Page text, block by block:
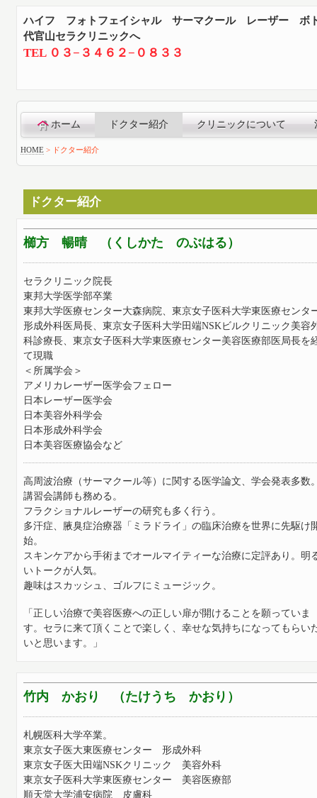
ハイフ フォトフェイシャル サーマクール レーザー ボ
代官山セラクリニックへ
TEL ０３−３４６２−０８３３
ホーム ドクター紹介 クリニックについて
HOME > ドクター紹介
ドクター紹介
櫛方 暢晴 （くしかた のぶはる）
セラクリニック院長
東邦大学医学部卒業
東邦大学医療センター大森病院、東京女子医科大学東医療センタ
形成外科医局長、東京女子医科大学田端NSKビルクリニック美容
科診療長、東京女子医科大学東医療センター美容医療部医局長を
て現職
＜所属学会＞
アメリカレーザー医学会フェロー
日本レーザー医学会
日本美容外科学会
日本形成外科学会
日本美容医療協会など
高周波治療（サーマクール等）に関する医学論文、学会発表多数
講習会講師も務める。
フラクショナルレーザーの研究も多く行う。
多汗症、腋臭症治療器「ミラドライ」の臨床治療を世界に先駆け
始。
スキンケアから手術までオールマイティーな治療に定評あり。明
いトークが人気。
趣味はスカッシュ、ゴルフにミュージック。
「正しい治療で美容医療への正しい扉が開けることを願っていま
す。セラに来て頂くことで楽しく、幸せな気持ちになってもらい
いと思います。」
竹内 かおり （たけうち かおり）
札幌医科大学卒業。
東京女子医大東医療センター 形成外科
東京女子医大田端NSKクリニック 美容外科
東京女子医科大学東医療センター 美容医療部
順天堂大学浦安病院 皮膚科